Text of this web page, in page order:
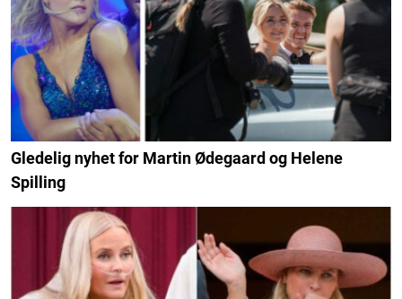
Gledelig nyhet for Martin Ødegaard og Helene
Spilling